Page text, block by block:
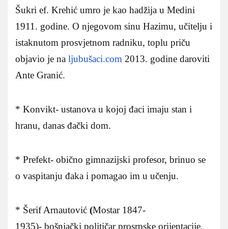
Šukri ef. Krehić umro je kao hadžija u Medini
1911. godine. O njegovom sinu Hazimu, učitelju i
istaknutom prosvjetnom radniku, toplu priču
objavio je na ljubušaci.com 2013. godine daroviti
Ante Granić.
* Konvikt- ustanova u kojoj đaci imaju stan i
hranu, danas đački dom.
* Prefekt- obično gimnazijski profesor, brinuo se
o vaspitanju đaka i pomagao im u učenju.
* Šerif Arnautović (Mostar 1847-
1935)- bošnjački političar prosrpske orijentacije,